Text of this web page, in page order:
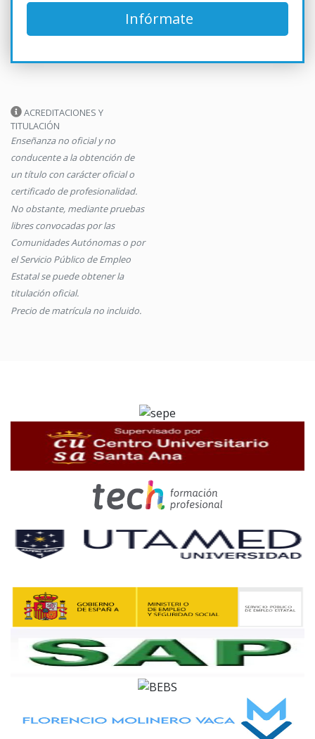
Infórmate
ACREDITACIONES Y
TITULACIÓN
Enseñanza no oficial y no
conducente a la obtención de
un título con carácter oficial o
certificado de profesionalidad.
No obstante, mediante pruebas
libres convocadas por las
Comunidades Autónomas o por
el Servicio Público de Empleo
Estatal se puede obtener la
titulación oficial.
Precio de matrícula no incluido.